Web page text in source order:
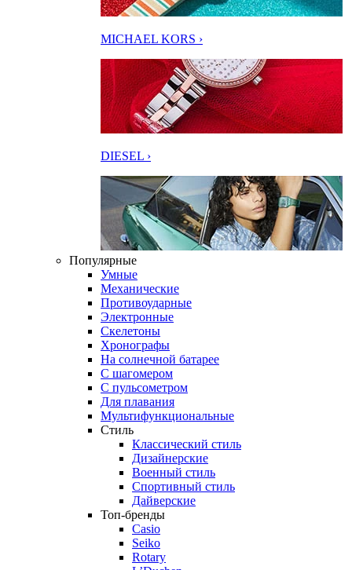
MICHAEL KORS ›
DIESEL ›
Популярные
Умные
Механические
Противоударные
Электронные
Скелетоны
Хронографы
На солнечной батарее
С шагомером
С пульсометром
Для плавания
Мультифункциональные
Стиль
Классический стиль
Дизайнерские
Военный стиль
Спортивный стиль
Дайверские
Топ-бренды
Casio
Seiko
Rotary